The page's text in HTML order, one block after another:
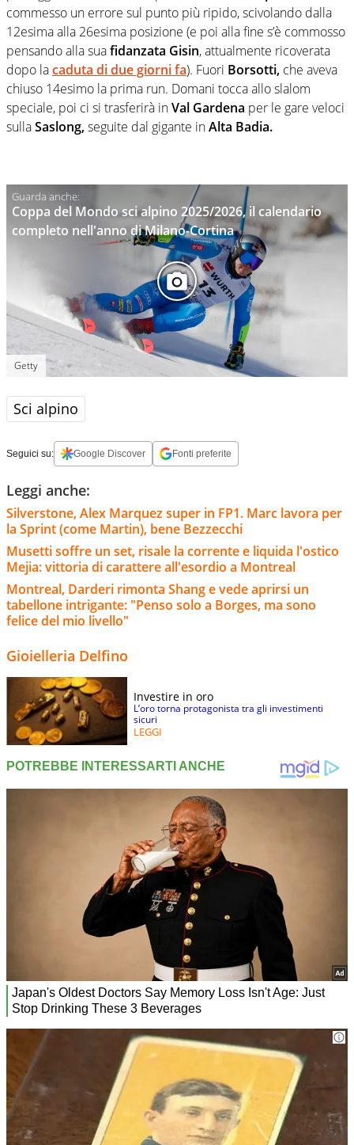
commesso un errore sul punto più ripido, scivolando dalla
12esima alla 26esima posizione (e poi alla fine s’è commosso
pensando alla suafidanzata Gisin, attualmente ricoverata
dopo lacaduta di due giorni fa). Fuori Borsotti, che aveva
chiuso 14esimo la prima run. Domani tocca allo slalom
speciale, poi ci si trasferirà inVal Gardena per le gare veloci
sullaSaslong,seguite dal gigante inAlta Badia.
Coppa del Mondo sci alpino 2025/2026, il calendario
completo nell'anno di Milano-Cortina
Getty
Sci alpino
Seguici su: Google Discover Fonti preferite
Leggi anche:
Silverstone, Alex Marquez super in FP1. Marc lavora per
la Sprint (come Martin), bene Bezzecchi
Musetti soffre un set, risale la corrente e liquida l'ostico
Mejia: vittoria di carattere all'esordio a Montreal
Montreal, Darderi rimonta Shang e vede aprirsi un
tabellone intrigante: "Penso solo a Borges, ma sono
felice del mio livello"
Gioielleria Delfino
Investire in oro
L’oro torna protagonista tra gli investimenti
sicuri
LEGGI